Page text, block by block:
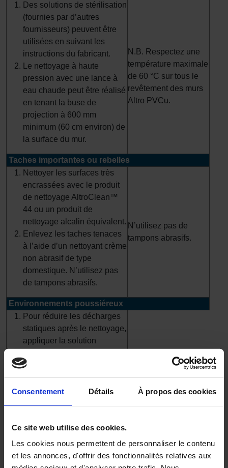
Consentement Détails À propos des cookies
Ce site web utilise des cookies.
Les cookies nous permettent de personnaliser le contenu
et les annonces, d'offrir des fonctionnalités relatives aux
Des solutions de stérilisation
(fournies par d’autres
fournisseurs) peuvent être
utilisées en suivant les
instructions du fabricant.
Le nettoyage à haute
pression avec une lance à
eau chaude peut être réalisé
en tenant la buse de
projection à 600 mm
minimum (60 cm environ) de
la surface du mur.
N.B. Respectez une
température maximale
de 60 °C sur tous le
revêtement des murs
Altro PVCu.
Taches importantes ou rebelles
Nettoyer les surfaces très
encrassées avec le produit
de nettoyage AltroClean™
44 ou un produit de
nettoyage alcalin équivalent.
Enlevez les taches tenaces
à l’aide d’un nettoyant crème
non abrasif de type
domestique. N’utilisez pas
de tampons abrasifs.
N’utilisez pas de
tampons abrasifs.
Environnements poussiéreux
Pour réduire les décharges
statiques après le nettoyage,
appliquer la solution
les surfaces sèches.
Le non-respect de la procédure d’entretien
utilisateurs doivent consulter la fiche de données de
sécurité (FDS) pour obtenir des conseils de sécurité